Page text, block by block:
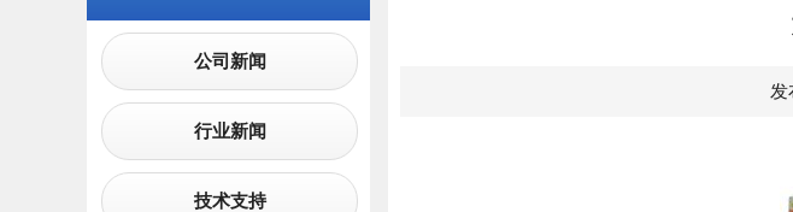
公司新闻
行业新闻
技术支持
发